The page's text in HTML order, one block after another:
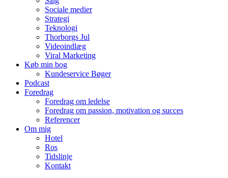
Sociale medier
Strategi
Teknologi
Thorborgs Jul
Videoindlæg
Viral Marketing
Køb min bog
Kundeservice Bøger
Podcast
Foredrag
Foredrag om ledelse
Foredrag om passion, motivation og succes
Referencer
Om mig
Hotel
Ros
Tidslinje
Kontakt